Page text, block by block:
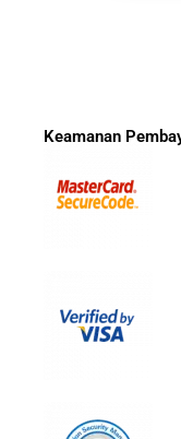
Keamanan